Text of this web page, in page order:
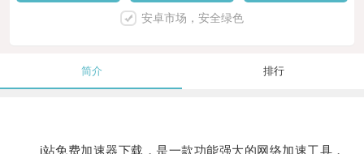
安卓市场，安全绿色
简介 排行
i站免费加速器下载，是一款功能强大的网络加速工具，